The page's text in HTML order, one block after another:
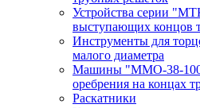
Устройства серии
выступающих концов
Инструменты для
малого диаметра
Машины "ММО-38-100"
оребрения на концах
Раскатники